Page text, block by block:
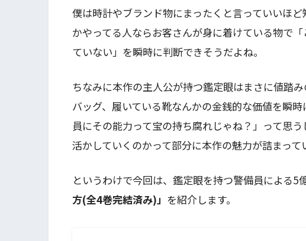
僕は時計やブランド物にまったくと言っていいほ
かやってる人ならお客さんが身に着けている物で
ていない」を瞬時に判断できそうだよね。
ちなみに本作の主人公が持つ鑑定眼はまさに値踏
バッグ、履いている靴なんかの金銭的な価値を瞬
員にその能力って宝の持ち腐れじゃね？」って思
活かしていくのかって部分に本作の魅力が詰まって
というわけで今回は、鑑定眼を持つ警備員による5
方(全4巻完結済み)」 を紹介します。